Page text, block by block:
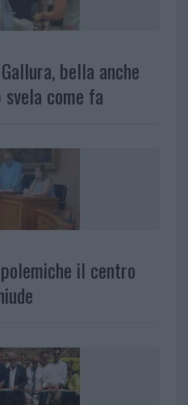
bella anche
come fa
il centro